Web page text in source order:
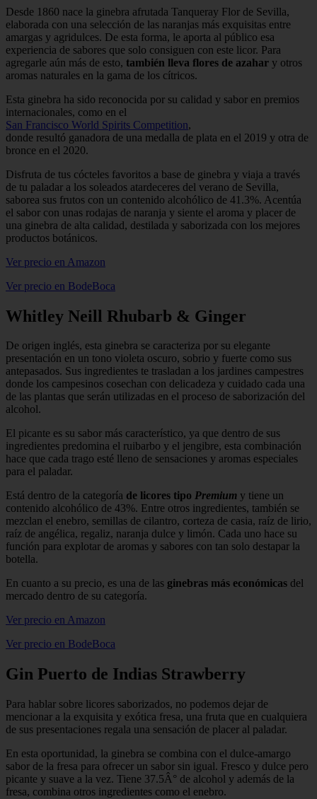
Desde 1860 nace la ginebra afrutada Tanqueray Flor de Sevilla,
elaborada con una selección de las naranjas más exquisitas entre
amargas y agridulces. De esta forma, le aporta al público esa
experiencia de sabores que solo consiguen con este licor. Para
agregarle aún más de esto, también lleva flores de azahar y otros
aromas naturales en la gama de los cítricos.
Esta ginebra ha sido reconocida por su calidad y sabor en premios
internacionales, como en el
San Francisco World Spirits Competition,
donde resultó ganadora de una medalla de plata en el 2019 y otra de
bronce en el 2020.
Disfruta de tus cócteles favoritos a base de ginebra y viaja a través
de tu paladar a los soleados atardeceres del verano de Sevilla,
saborea sus frutos con un contenido alcohólico de 41.3%. Acentúa
el sabor con unas rodajas de naranja y siente el aroma y placer de
una ginebra de alta calidad, destilada y saborizada con los mejores
productos botánicos.
Ver precio en Amazon
Ver precio en BodeBoca
Whitley Neill Rhubarb & Ginger
De origen inglés, esta ginebra se caracteriza por su elegante
presentación en un tono violeta oscuro, sobrio y fuerte como sus
antepasados. Sus ingredientes te trasladan a los jardines campestres
donde los campesinos cosechan con delicadeza y cuidado cada una
de las plantas que serán utilizadas en el proceso de saborización del
alcohol.
El picante es su sabor más característico, ya que dentro de sus
ingredientes predomina el ruibarbo y el jengibre, esta combinación
hace que cada trago esté lleno de sensaciones y aromas especiales
para el paladar.
Está dentro de la categoría de licores tipo Premium y tiene un
contenido alcohólico de 43%. Entre otros ingredientes, también se
mezclan el enebro, semillas de cilantro, corteza de casia, raíz de lirio,
raíz de angélica, regaliz, naranja dulce y limón. Cada uno hace su
función para explotar de aromas y sabores con tan solo destapar la
botella.
En cuanto a su precio, es una de las ginebras más económicas del
mercado dentro de su categoría.
Ver precio en Amazon
Ver precio en BodeBoca
Gin Puerto de Indias Strawberry
Para hablar sobre licores saborizados, no podemos dejar de
mencionar a la exquisita y exótica fresa, una fruta que en cualquiera
de sus presentaciones regala una sensación de placer al paladar.
En esta oportunidad, la ginebra se combina con el dulce-amargo
sabor de la fresa para ofrecer un sabor sin igual. Fresco y dulce pero
picante y suave a la vez. Tiene 37.5Â° de alcohol y además de la
fresa, combina otros ingredientes como el enebro.